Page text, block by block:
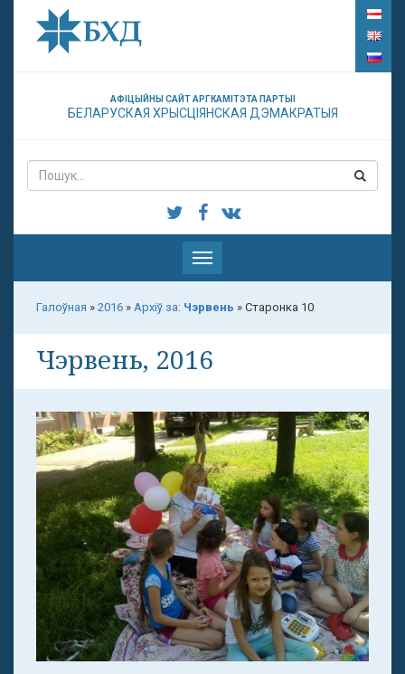
АФІЦЫЙНЫ САЙТ АРГКАМІТЭТА ПАРТЫІ
БЕЛАРУСКАЯ ХРЫСЦІЯНСКАЯ ДЭМАКРАТЫЯ
Паказаць
меню
Галоўная » 2016 » Архіў за: Чэрвень » Старонка 10
Чэрвень, 2016